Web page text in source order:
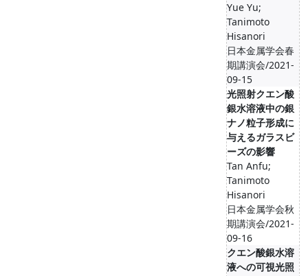
Yue Yu;
Tanimoto
Hisanori
日本金属学会春
期講演会/2021-
09-15
光照射クエン酸
銀水溶液中の銀
ナノ粒子形成に
与えるガラスビ
ーズの影響
Tan Anfu;
Tanimoto
Hisanori
日本金属学会秋
期講演会/2021-
09-16
クエン酸銀水溶
液への可視光照